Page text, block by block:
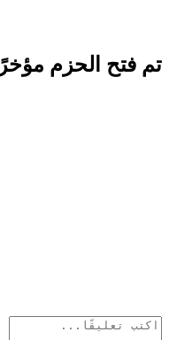
تم فتح الحزم مؤخرًا